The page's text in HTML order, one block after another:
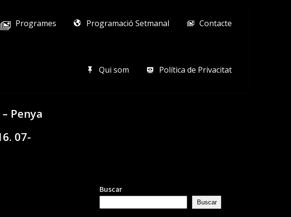
Programes Programació Setmanal Contacte
Qui som Política de Privacitat
Penya
07-
Buscar
Buscar